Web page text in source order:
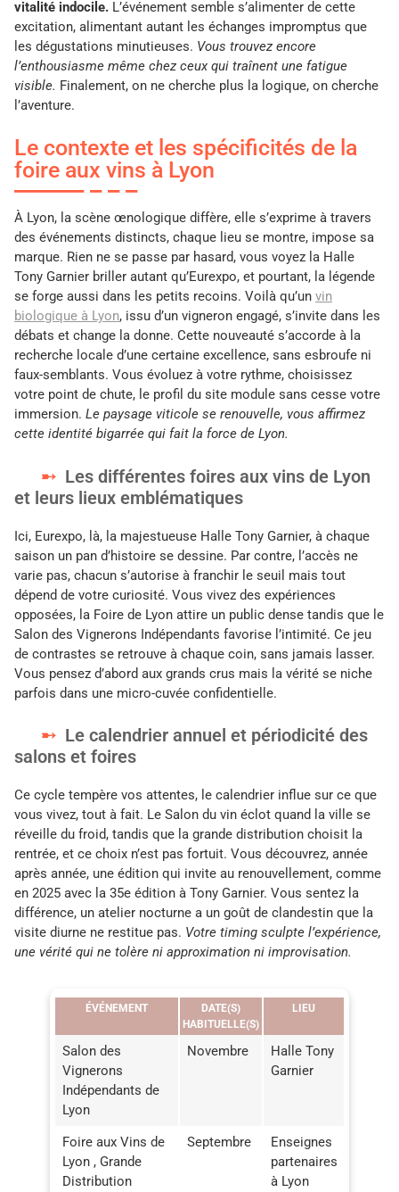
vitalité indocile. L’événement semble s’alimenter de cette
excitation, alimentant autant les échanges impromptus que
les dégustations minutieuses. Vous trouvez encore
l’enthousiasme même chez ceux qui traînent une fatigue
visible. Finalement, on ne cherche plus la logique, on cherche
l’aventure.
Le contexte et les spécificités de la
foire aux vins à Lyon
À Lyon, la scène œnologique diffère, elle s’exprime à travers
des événements distincts, chaque lieu se montre, impose sa
marque. Rien ne se passe par hasard, vous voyez la Halle
Tony Garnier briller autant qu’Eurexpo, et pourtant, la légende
se forge aussi dans les petits recoins. Voilà qu’un vin
biologique à Lyon, issu d’un vigneron engagé, s’invite dans les
débats et change la donne. Cette nouveauté s’accorde à la
recherche locale d’une certaine excellence, sans esbroufe ni
faux-semblants. Vous évoluez à votre rythme, choisissez
votre point de chute, le profil du site module sans cesse votre
immersion. Le paysage viticole se renouvelle, vous affirmez
cette identité bigarrée qui fait la force de Lyon.
Les différentes foires aux vins de Lyon
et leurs lieux emblématiques
Ici, Eurexpo, là, la majestueuse Halle Tony Garnier, à chaque
saison un pan d’histoire se dessine. Par contre, l’accès ne
varie pas, chacun s’autorise à franchir le seuil mais tout
dépend de votre curiosité. Vous vivez des expériences
opposées, la Foire de Lyon attire un public dense tandis que le
Salon des Vignerons Indépendants favorise l’intimité. Ce jeu
de contrastes se retrouve à chaque coin, sans jamais lasser.
Vous pensez d’abord aux grands crus mais la vérité se niche
parfois dans une micro-cuvée confidentielle.
Le calendrier annuel et périodicité des
salons et foires
Ce cycle tempère vos attentes, le calendrier influe sur ce que
vous vivez, tout à fait. Le Salon du vin éclot quand la ville se
réveille du froid, tandis que la grande distribution choisit la
rentrée, et ce choix n’est pas fortuit. Vous découvrez, année
après année, une édition qui invite au renouvellement, comme
en 2025 avec la 35e édition à Tony Garnier. Vous sentez la
différence, un atelier nocturne a un goût de clandestin que la
visite diurne ne restitue pas. Votre timing sculpte l’expérience,
une vérité qui ne tolère ni approximation ni improvisation.
ÉVÉNEMENT
DATE(S)
HABITUELLE(S)
LIEU
Salon des
Vignerons
Indépendants de
Lyon
Novembre
Halle Tony
Garnier
Foire aux Vins de
Lyon , Grande
Distribution
Septembre
Enseignes
partenaires
à Lyon